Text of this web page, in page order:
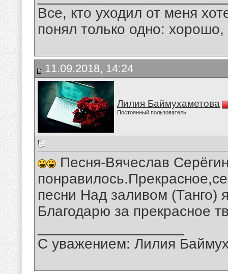
Все, кто уходил от меня
понял только одно:
11.09.2018, 14:24
Лилия Баймухаметова
Постоянный пользователь
Песня-Вячеслав
песни Над заливом (Танго)
Благодарю за прекрасное
С уважением: Лилия